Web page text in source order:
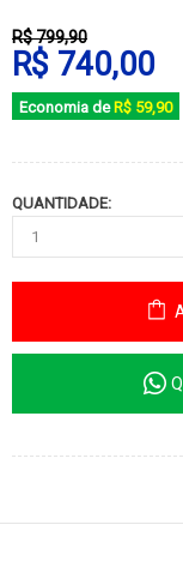
R$ 799,90
R$ 740,00
Economia de R$ 59,90
QUANTIDADE: